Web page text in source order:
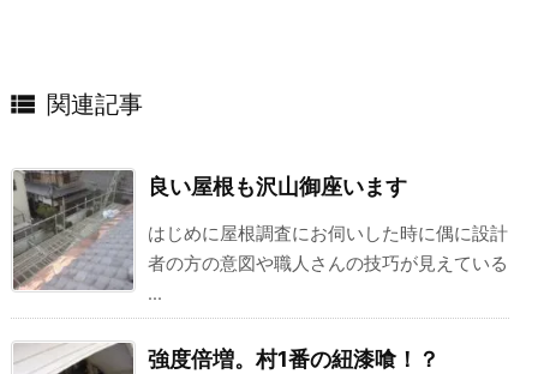
 関連記事
良い屋根も沢山御座います
はじめに屋根調査にお伺いした時に偶に設計
者の方の意図や職人さんの技巧が見えている
...
強度倍増。村1番の紐漆喰！？